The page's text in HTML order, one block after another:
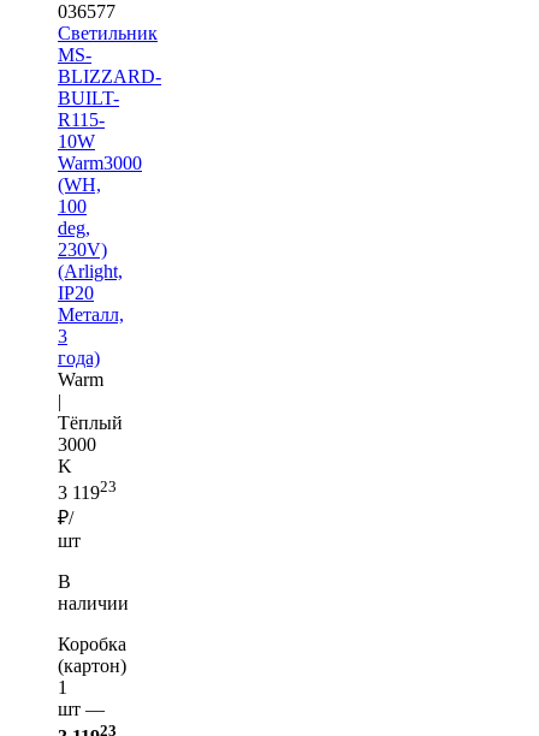
036577
Светильник
MS-
BLIZZARD-
BUILT-
R115-
10W
Warm3000
(WH,
100
deg,
230V)
(Arlight,
IP20
Металл,
3
года)
Warm
|
Тёплый
3000
K
3 11923
₽/
шт
В
наличии
Коробка
(картон)
1
шт —
23